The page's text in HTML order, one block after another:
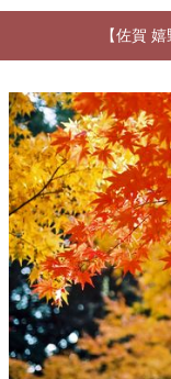
【佐賀